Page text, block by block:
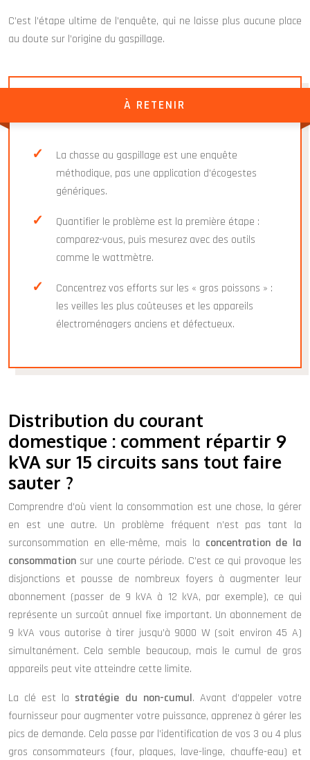
C’est l’étape ultime de l’enquête, qui ne laisse plus aucune place
au doute sur l’origine du gaspillage.
À RETENIR
La chasse au gaspillage est une enquête
méthodique, pas une application d’écogestes
génériques.
Quantifier le problème est la première étape :
comparez-vous, puis mesurez avec des outils
comme le wattmètre.
Concentrez vos efforts sur les « gros poissons » :
les veilles les plus coûteuses et les appareils
électroménagers anciens et défectueux.
Distribution du courant
domestique : comment répartir 9
kVA sur 15 circuits sans tout faire
sauter ?
Comprendre d’où vient la consommation est une chose, la gérer
en est une autre. Un problème fréquent n’est pas tant la
surconsommation en elle-même, mais la concentration de la
consommation sur une courte période. C’est ce qui provoque les
disjonctions et pousse de nombreux foyers à augmenter leur
abonnement (passer de 9 kVA à 12 kVA, par exemple), ce qui
représente un surcoût annuel fixe important. Un abonnement de
9 kVA vous autorise à tirer jusqu’à 9000 W (soit environ 45 A)
simultanément. Cela semble beaucoup, mais le cumul de gros
appareils peut vite atteindre cette limite.
La clé est la stratégie du non-cumul. Avant d’appeler votre
fournisseur pour augmenter votre puissance, apprenez à gérer les
pics de demande. Cela passe par l’identification de vos 3 ou 4 plus
gros consommateurs (four, plaques, lave-linge, chauffe-eau) et